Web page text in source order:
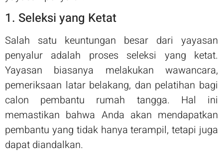
1. Seleksi yang Ketat
Salah satu keuntungan besar dari yayasan
penyalur adalah proses seleksi yang ketat.
Yayasan biasanya melakukan wawancara,
pemeriksaan latar belakang, dan pelatihan bagi
calon pembantu rumah tangga. Hal ini
memastikan bahwa Anda akan mendapatkan
pembantu yang tidak hanya terampil, tetapi juga
dapat diandalkan.